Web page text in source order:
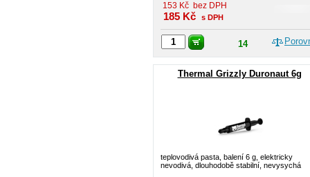
153 Kč bez DPH
185 Kč s DPH
14
Thermal Grizzly Duronaut 6g
teplovodivá pasta, balení 6 g, elektricky
nevodivá, dlouhodobě stabilní, nevysychá